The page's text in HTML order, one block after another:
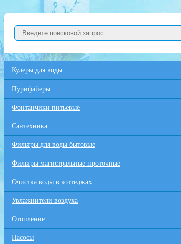
Кулеры для воды
Пурифайеры
Фонтанчики питьевые
Сантехника
Фильтры для воды бытовые
Фильтры магистральные проточные
Очистка воды в коттеджах
Увлажнители воздуха
Отопление
Насосы